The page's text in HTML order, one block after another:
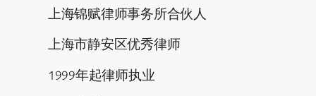
上海锦赋律师事务所合伙人
上海市静安区优秀律师
1999年起律师执业